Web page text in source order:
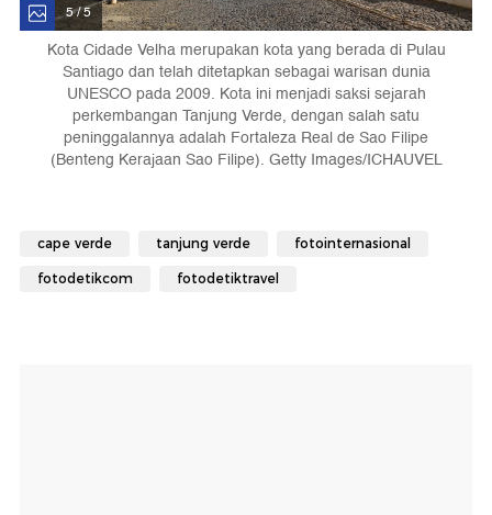
5 / 5
Kota Cidade Velha merupakan kota yang berada di Pulau
Santiago dan telah ditetapkan sebagai warisan dunia
UNESCO pada 2009. Kota ini menjadi saksi sejarah
perkembangan Tanjung Verde, dengan salah satu
peninggalannya adalah Fortaleza Real de Sao Filipe
(Benteng Kerajaan Sao Filipe). Getty Images/ICHAUVEL
cape verde tanjung verde fotointernasional
fotodetikcom fotodetiktravel